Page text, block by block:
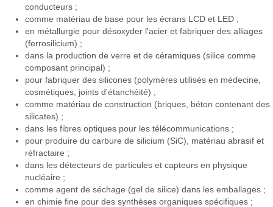
conducteurs ;
comme matériau de base pour les écrans LCD et LED ;
en métallurgie pour désoxyder l'acier et fabriquer des alliages
(ferrosilicium) ;
dans la production de verre et de céramiques (silice comme
composant principal) ;
pour fabriquer des silicones (polymères utilisés en médecine,
cosmétiques, joints d'étanchéité) ;
comme matériau de construction (briques, béton contenant des
silicates) ;
dans les fibres optiques pour les télécommunications ;
pour produire du carbure de silicium (SiC), matériau abrasif et
réfractaire ;
dans les détecteurs de particules et capteurs en physique
nucléaire ;
comme agent de séchage (gel de silice) dans les emballages ;
en chimie fine pour des synthèses organiques spécifiques ;